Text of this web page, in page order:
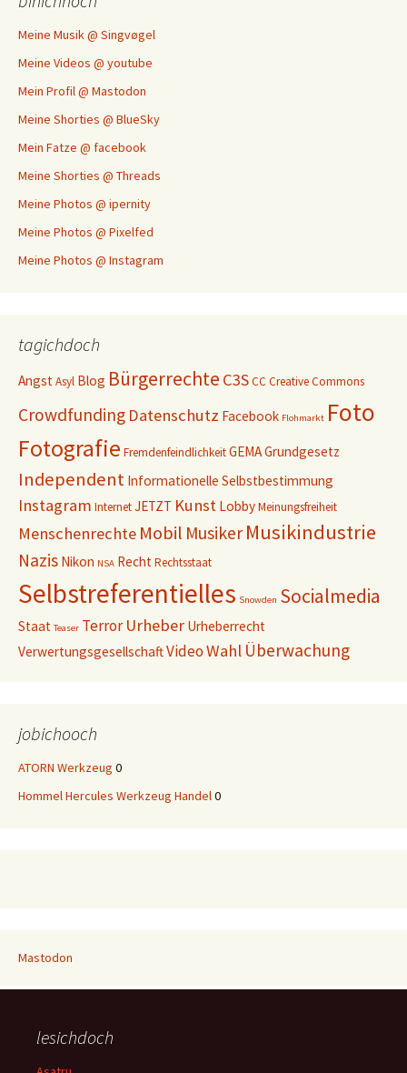
Meine Musik @ Singvøgel
Meine Videos @ youtube
Mein Profil @ Mastodon
Meine Shorties @ BlueSky
Mein Fatze @ facebook
Meine Shorties @ Threads
Meine Photos @ ipernity
Meine Photos @ Pixelfed
Meine Photos @ Instagram
tagichdoch
AngstAsyl Blog Bürgerrechte C3SCC Creative Commons
Crowdfunding Datenschutz Facebook Flohmarkt Foto
Fotografie FremdenfeindlichkeitGEMAGrundgesetz
Independent Informationelle Selbstbestimmung
Instagram InternetJETZT Kunst LobbyMeinungsfreiheit
Menschenrechte Mobil Musiker Musikindustrie
Nazis Nikon NSA RechtRechtsstaat
Selbstreferentielles Snowden Socialmedia
Staat Teaser Terror Urheber Urheberrecht
VerwertungsgesellschaftVideoWahl Überwachung
jobichooch
ATORN Werkzeug 0
Hommel Hercules Werkzeug Handel0
Mastodon
lesichdoch